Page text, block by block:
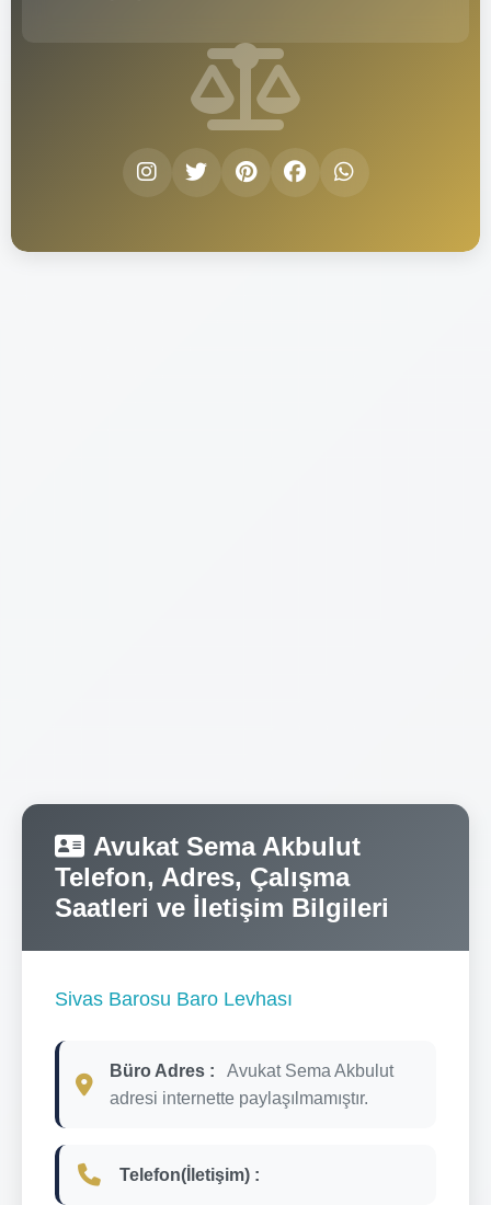
Avukat Sema Akbulut
Telefon, Adres, Çalışma
Saatleri ve İletişim Bilgileri
Sivas Barosu Baro Levhası
Büro Adres :
Avukat Sema Akbulut
adresi internette paylaşılmamıştır.
Telefon(İletişim) :